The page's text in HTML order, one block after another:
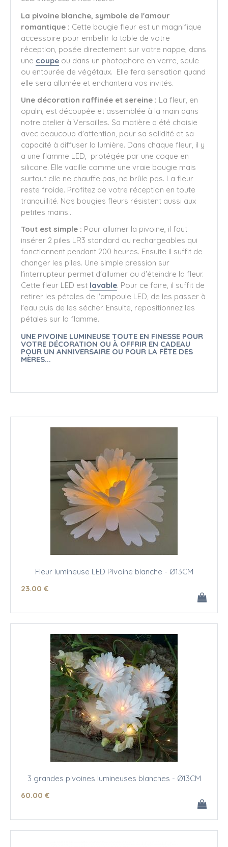
La pivoine blanche, symbole de l'amour
romantique : Cette bougie fleur est un magnifique
accessoire pour embellir la table de votre
réception, posée directement sur votre nappe, dans
une coupe ou dans un photophore en verre, seule
ou entourée de végétaux. Elle fera sensation quand
elle sera allumée et enchantera vos invités.
Une décoration raffinée et sereine : La fleur, en
opalin, est découpée et assemblée à la main dans
notre atelier à Versailles. Sa matière a été choisie
avec beaucoup d'attention, pour sa solidité et sa
capacité à diffuser la lumière. Dans chaque fleur, il y
a une flamme LED, protégée par une coque en
silicone. Elle vacille comme une vraie bougie mais
surtout elle ne chauffe pas, ne brûle pas. La fleur
reste froide. Profitez de votre réception en toute
tranquillité. Nos bougies fleurs résistent aussi aux
petites mains...
Tout est simple : Pour allumer la pivoine, il faut
insérer 2 piles LR3 standard ou rechargeables qui
fonctionnent pendant 200 heures. Ensuite il suffit de
changer les piles. Une simple pression sur
l'interrupteur permet d'allumer ou d'éteindre la fleur.
Cette fleur LED est lavable. Pour ce faire, il suffit de
retirer les pétales de l'ampoule LED, de les passer à
l'eau puis de les sécher. Ensuite, repositionnez les
pétales sur la flamme.
UNE PIVOINE LUMINEUSE TOUTE EN FINESSE POUR
VOTRE DÉCORATION OU À OFFRIR EN CADEAU
POUR UN ANNIVERSAIRE OU POUR LA FÊTE DES
MÈRES...
Fleur lumineuse LED Pivoine blanche - Ø13CM
23.00 €
3 grandes pivoines lumineuses blanches - Ø13CM
60.00 €